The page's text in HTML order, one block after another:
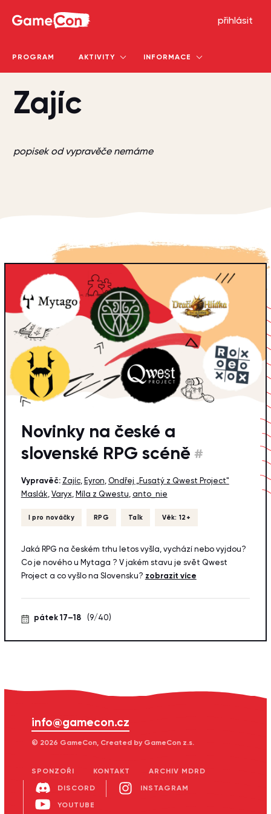
přihlásit
PROGRAM AKTIVITY INFORMACE
Zajíc
popisek od vypravěče nemáme
Novinky na české a
slovenské RPG scéně #
Vypravěč: Zajíc, Eyron, Ondřej „Fusatý z Qwest Project"
Maslák, Varyx, Míla z Qwestu, anto_nie
I pro nováčky RPG Talk Věk: 12+
Jaká RPG na českém trhu letos vyšla, vychází nebo vyjdou?
Co je nového u Mytaga ? V jakém stavu je svět Qwest
Project a co vyšlo na Slovensku? zobrazit více
pátek 17–18 (9/40)
info@gamecon.cz
© 2026 GameCon, Created by GameCon z.s.
SPONZOŘI KONTAKT ARCHIV MDRD
DISCORD INSTAGRAM
YOUTUBE